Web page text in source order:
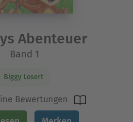
Abenteuer
Band 1
Biggy Losert
Bewertungen